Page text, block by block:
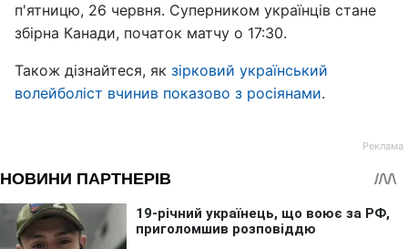
п'ятницю, 26 червня. Суперником українців стане
збірна Канади, початок матчу о 17:30.
Також дізнайтеся, як зірковий український
волейболіст вчинив показово з росіянами.